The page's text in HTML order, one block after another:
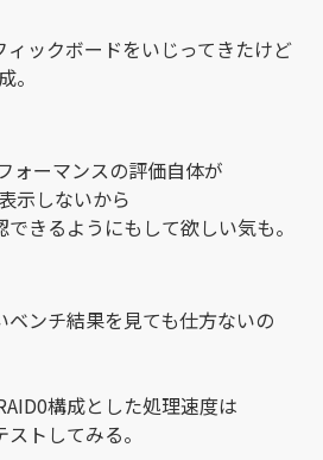
ィックボードをいじってきたけど
。
ォーマンスの評価自体が
示しないから
きるようにもして欲しい気も。
ベンチ結果を見ても仕方ないの
構成とした処理速度は
トしてみる。